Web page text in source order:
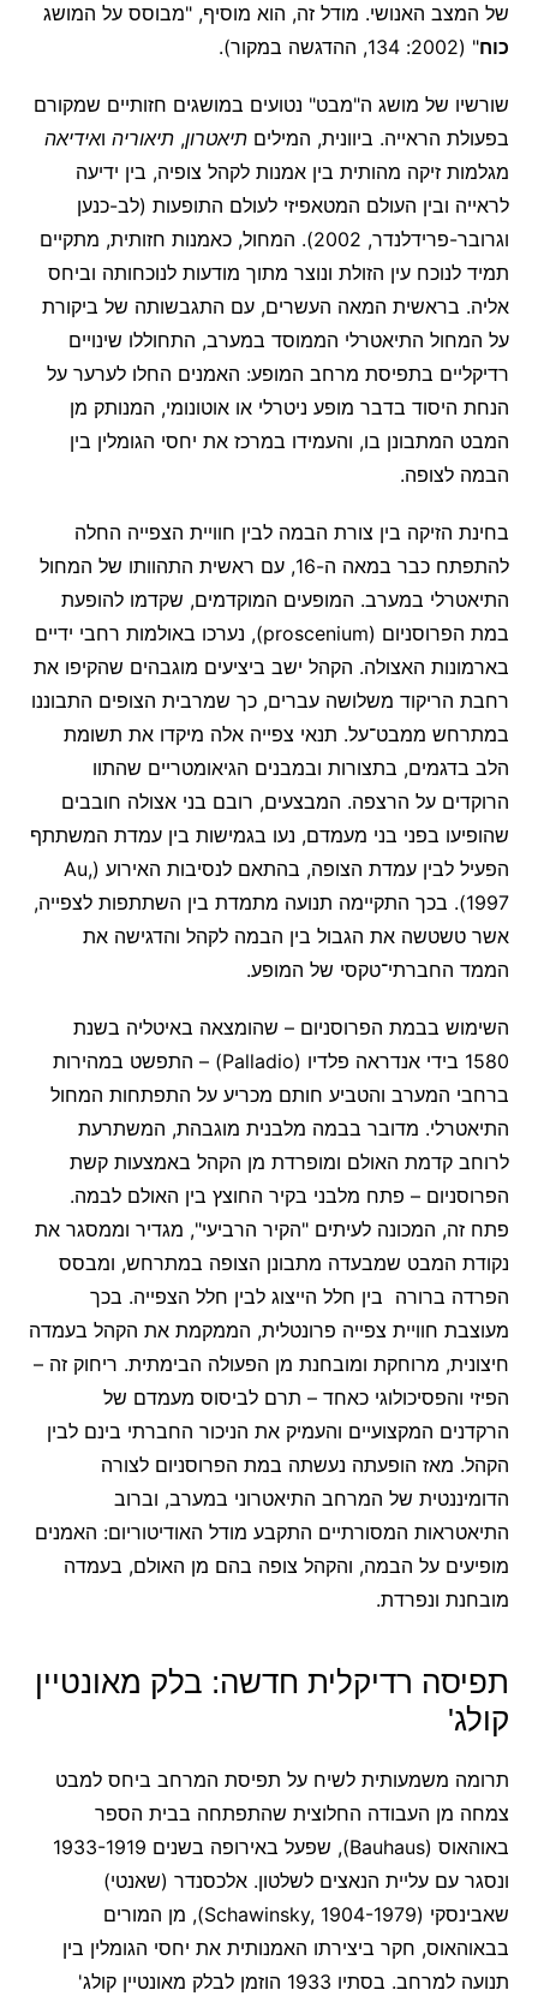
של המצב האנושי. מודל זה, הוא מוסיף, "מבוסס על המושג
כוח" (2002: 134, ההדגשה במקור).
שורשיו של מושג ה"מבט" נטועים במושגים חזותיים שמקורם
בפעולת הראייה. ביוונית, המילים תיאטרון, תיאוריהואידיאה
מגלמות זיקה מהותית בין אמנות לקהל צופיה, בין ידיעה
לראייה ובין העולם המטאפיזי לעולם התופעות (לב-כנען
וגרובר-פרידלנדר, 2002). המחול, כאמנות חזותית, מתקיים
תמיד לנוכח עין הזולת ונוצר מתוך מודעות לנוכחותה וביחס
אליה. בראשית המאה העשרים, עם התגבשותה של ביקורת
על המחול התיאטרלי הממוסד במערב, התחוללו שינויים
רדיקליים בתפיסת מרחב המופע: האמנים החלו לערער על
הנחת היסוד בדבר מופע ניטרלי או אוטונומי, המנותק מן
המבט המתבונן בו, והעמידו במרכז את יחסי הגומלין בין
הבמה לצופה.
בחינת הזיקה בין צורת הבמה לבין חוויית הצפייה החלה
להתפתח כבר במאה ה-16, עם ראשית התהוותו של המחול
התיאטרלי במערב. המופעים המוקדמים, שקדמו להופעת
במת הפרוסניום (proscenium), נערכו באולמות רחבי ידיים
בארמונות האצולה. הקהל ישב ביציעים מוגבהים שהקיפו את
רחבת הריקוד משלושה עברים, כך שמרבית הצופים התבוננו
במתרחש ממבט־על. תנאי צפייה אלה מיקדו את תשומת
הלב בדגמים, בתצורות ובמבנים הגיאומטריים שהתוו
הרוקדים על הרצפה. המבצעים, רובם בני אצולה חובבים
שהופיעו בפני בני מעמדם, נעו בגמישות בין עמדת המשתתף
הפעיל לבין עמדת הצופה, בהתאם לנסיבות האירוע (Au,
1997). בכך התקיימה תנועה מתמדת בין השתתפות לצפייה,
אשר טשטשה את הגבול בין הבמה לקהל והדגישה את
הממד החברתי־טקסי של המופע.
השימוש בבמת הפרוסניום – שהומצאה באיטליה בשנת
1580 בידי אנדראה פלדיו (Palladio) – התפשט במהירות
ברחבי המערב והטביע חותם מכריע על התפתחות המחול
התיאטרלי. מדובר בבמה מלבנית מוגבהת, המשתרעת
לרוחב קדמת האולם ומופרדת מן הקהל באמצעות קשת
הפרוסניום – פתח מלבני בקיר החוצץ בין האולם לבמה.
פתח זה, המכונה לעיתים "הקיר הרביעי", מגדיר וממסגר את
נקודת המבט שמבעדה מתבונן הצופה במתרחש, ומבסס
הפרדה ברורה בין חלל הייצוג לבין חלל הצפייה. בכך
מעוצבת חוויית צפייה פרונטלית, הממקמת את הקהל בעמדה
חיצונית, מרוחקת ומובחנת מן הפעולה הבימתית. ריחוק זה –
הפיזי והפסיכולוגי כאחד – תרם לביסוס מעמדם של
הרקדנים המקצועיים והעמיק את הניכור החברתי בינם לבין
הקהל. מאז הופעתה נעשתה במת הפרוסניום לצורה
הדומיננטית של המרחב התיאטרוני במערב, וברוב
התיאטראות המסורתיים התקבע מודל האודיטוריום: האמנים
מופיעים על הבמה, והקהל צופה בהם מן האולם, בעמדה
מובחנת ונפרדת.
תפיסה רדיקלית חדשה: בלק מאונטיין
קולג'
תרומה משמעותית לשיח על תפיסת המרחב ביחס למבט
צמחה מן העבודה החלוצית שהתפתחה בבית הספר
באוהאוס (Bauhaus), שפעל באירופה בשנים 1933-1919
ונסגר עם עליית הנאצים לשלטון. אלכסנדר (שאנטי)
שאבינסקי (Schawinsky, 1904-1979), מן המורים
בבאוהאוס, חקר ביצירתו האמנותית את יחסי הגומלין בין
תנועה למרחב. בסתיו 1933 הוזמן לבלק מאונטיין קולג'